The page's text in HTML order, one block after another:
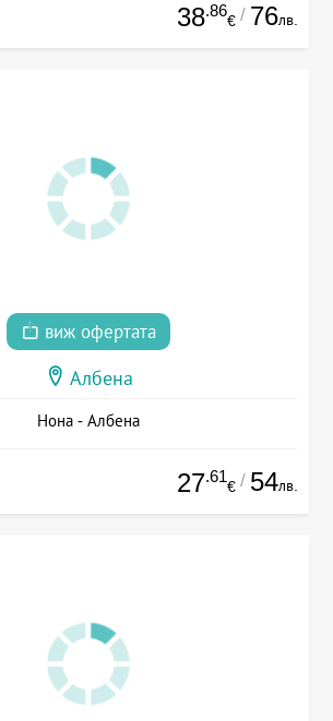
38.86
€ / 76лв.
виж офертата
Албена
Нона - Албена
27.61
€ / 54лв.